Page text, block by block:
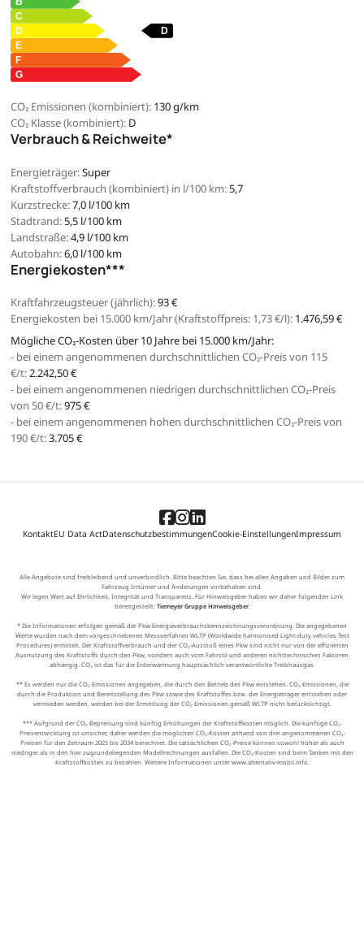
CO₂ Emissionen (kombiniert): 130 g/km
CO₂ Klasse (kombiniert): D
Verbrauch & Reichweite*
Energieträger:Super
Kraftstoffverbrauch (kombiniert) in l/100 km: 5,7
Kurzstrecke:7,0 l/100 km
Stadtrand: 5,5 l/100 km
Landstraße:4,9 l/100 km
Autobahn:6,0 l/100 km
Energiekosten***
Kraftfahrzeugsteuer (jährlich):93 €
Energiekosten bei 15.000 km/Jahr (Kraftstoffpreis: 1,73€/l): 1.476,59 €
Mögliche CO₂-Kosten über 10 Jahre bei 15.000 km/Jahr:
- bei einem angenommenen durchschnittlichen CO₂-Preis von 115
€/t:2.242,50 €
- bei einem angenommenen niedrigen durchschnittlichen CO₂-Preis
von 50 €/t:975 €
- bei einem angenommenen hohen durchschnittlichen CO₂-Preis von
190 €/t:3.705 €
KontaktEU Data ActDatenschutzbestimmungenCookie-EinstellungenImpressum
Alle Angebote sind freibleibend und unverbindlich. Bitte beachten Sie, dass bei allen Angaben und Bilder zum
Fahrzeug Irrtümer und Änderungen vorbehalten sind.
Wir legen Wert auf Ehrlichkeit, Integrität und Transparenz. Für Hinweisgeber haben wir daher folgenden Link
bereitgestellt: Tiemeyer Gruppe Hinweisgeber.
* Die Informationen erfolgen gemäß der Pkw-Energieverbrauchskennzeichnungsverordnung. Die angegebenen
Werte wurden nach dem vorgeschriebenen Messverfahren WLTP (Worldwide harmonised Light-duty vehicles Test
Procedures) ermittelt. Der Kraftstoffverbrauch und der CO₂-Ausstoß eines Pkw sind nicht nur von der effizienten
Ausnutzung des Kraftstoffs durch den Pkw, sondern auch vom Fahrstil und anderen nichttechnischen Faktoren
abhängig. CO₂ ist das für die Erderwärmung hauptsächlich verantwortliche Treibhausgas.
** Es werden nur die CO₂-Emissionen angegeben, die durch den Betrieb des Pkw entstehen. CO₂-Emissionen, die
durch die Produktion und Bereitstellung des Pkw sowie des Kraftstoffes bzw. der Energieträger entstehen oder
vermieden werden, werden bei der Ermittlung der CO₂-Emissionen gemäß WLTP nicht berücksichtigt.
*** Aufgrund der CO₂-Bepreisung sind künftig Erhöhungen der Kraftstoffkosten möglich. Die künftige CO₂-
Preisentwicklung ist unsicher, daher werden die möglichen CO₂-Kosten anhand von drei angenommenen CO₂-
Preisen für den Zeitraum 2025 bis 2034 berechnet. Die tatsächlichen CO₂-Preise können sowohl höher als auch
niedriger als in den hier zugrundeliegenden Modellrechnungen ausfallen. Die CO₂-Kosten sind beim Tanken mit den
Kraftstoffkosten zu bezahlen. Weitere Informationen unter www.alternativ-mobil.info.